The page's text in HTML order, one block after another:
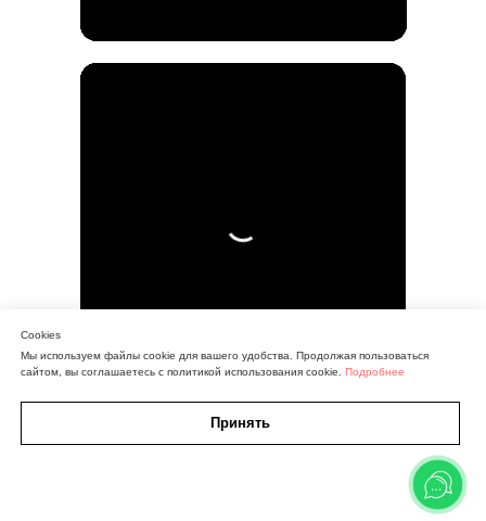
Cookies
Мы используем файлы cookie для вашего удобства. Продолжая пользоваться
сайтом, вы соглашаетесь с политикой использования cookie. Подробнее
Принять